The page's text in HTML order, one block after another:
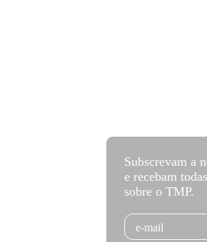
Subscrevam a
e recebam
sobre o TMP.
Email